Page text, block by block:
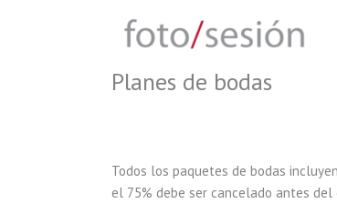
Planes de bodas
Todos los paquetes de bodas
el 75% debe ser cancelado antes del